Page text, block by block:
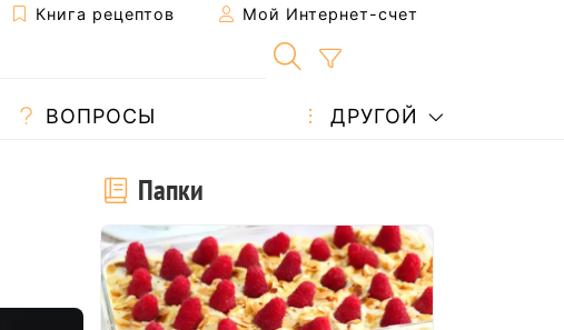
Книга рецептов Мой Интернет-счет
ВОПРОСЫ ДРУГОЙ
Папки